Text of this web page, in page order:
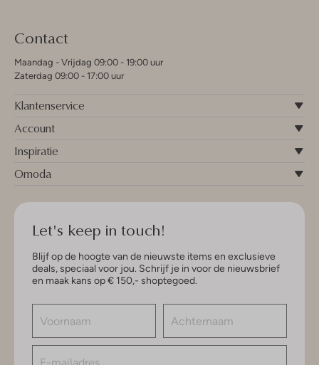
Contact
Maandag - Vrijdag 09:00 - 19:00 uur
Zaterdag 09:00 - 17:00 uur
Klantenservice
Account
Inspiratie
Omoda
Let's keep in touch!
Blijf op de hoogte van de nieuwste items en exclusieve
deals, speciaal voor jou. Schrijf je in voor de nieuwsbrief
en maak kans op € 150,- shoptegoed.